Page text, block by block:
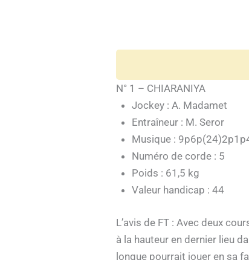
N° 1 – CHIARANIYA
Jockey : A. Madamet
Entraîneur : M. Seror
Musique :
Numéro de corde : 5
Poids : 61,5 kg
Valeur handicap : 44
L’avis de FT : Avec deux
à la hauteur en dernier lieu
longue pourrait jouer en sa